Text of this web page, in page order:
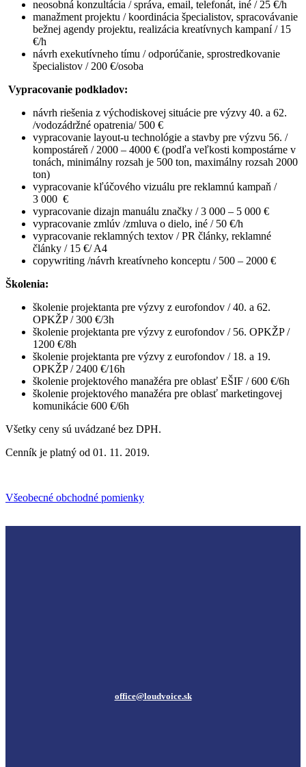
neosobná konzultácia / správa, email, telefonát, iné / 25 €/h
manažment projektu / koordinácia špecialistov, spracovávanie
bežnej agendy projektu, realizácia kreatívnych kampaní / 15
€/h
návrh exekutívneho tímu / odporúčanie, sprostredkovanie
špecialistov / 200 €/osoba
Vypracovanie podkladov:
návrh riešenia z východiskovej situácie pre výzvy 40. a 62.
/vodozádržné opatrenia/ 500 €
vypracovanie layout-u technológie a stavby pre výzvu 56. /
kompostáreň / 2000 – 4000 € (podľa veľkosti kompostárne v
tonách, minimálny rozsah je 500 ton, maximálny rozsah 2000
ton)
vypracovanie kľúčového vizuálu pre reklamnú kampaň /
3 000 €
vypracovanie dizajn manuálu značky / 3 000 – 5 000 €
vypracovanie zmlúv /zmluva o dielo, iné / 50 €/h
vypracovanie reklamných textov / PR články, reklamné
články / 15 €/ A4
copywriting /návrh kreatívneho konceptu / 500 – 2000 €
Školenia:
školenie projektanta pre výzvy z eurofondov / 40. a 62.
OPKŽP / 300 €/3h
školenie projektanta pre výzvy z eurofondov / 56. OPKŽP /
1200 €/8h
školenie projektanta pre výzvy z eurofondov / 18. a 19.
OPKŽP / 2400 €/16h
školenie projektového manažéra pre oblasť EŠIF / 600 €/6h
školenie projektového manažéra pre oblasť marketingovej
komunikácie 600 €/6h
Všetky ceny sú uvádzané bez DPH.
Cenník je platný od 01. 11. 2019.
Všeobecné obchodné pomienky
office@loudvoice.sk